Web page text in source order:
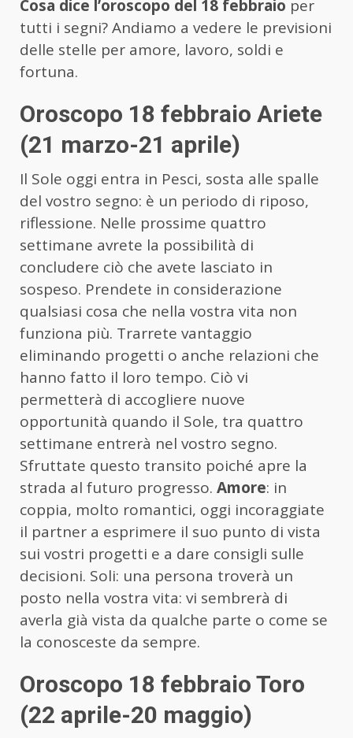
Cosa dice l’oroscopo del 18 febbraio per
tutti i segni? Andiamo a vedere le previsioni
delle stelle per amore, lavoro, soldi e
fortuna.
Oroscopo 18 febbraio Ariete
(21 marzo-21 aprile)
Il Sole oggi entra in Pesci, sosta alle spalle
del vostro segno: è un periodo di riposo,
riflessione. Nelle prossime quattro
settimane avrete la possibilità di
concludere ciò che avete lasciato in
sospeso. Prendete in considerazione
qualsiasi cosa che nella vostra vita non
funziona più. Trarrete vantaggio
eliminando progetti o anche relazioni che
hanno fatto il loro tempo. Ciò vi
permetterà di accogliere nuove
opportunità quando il Sole, tra quattro
settimane entrerà nel vostro segno.
Sfruttate questo transito poiché apre la
strada al futuro progresso. Amore: in
coppia, molto romantici, oggi incoraggiate
il partner a esprimere il suo punto di vista
sui vostri progetti e a dare consigli sulle
decisioni. Soli: una persona troverà un
posto nella vostra vita: vi sembrerà di
averla già vista da qualche parte o come se
la conosceste da sempre.
Oroscopo 18 febbraio Toro
(22 aprile-20 maggio)